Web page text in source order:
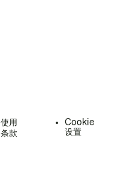
使用
条款
Cookie
设置